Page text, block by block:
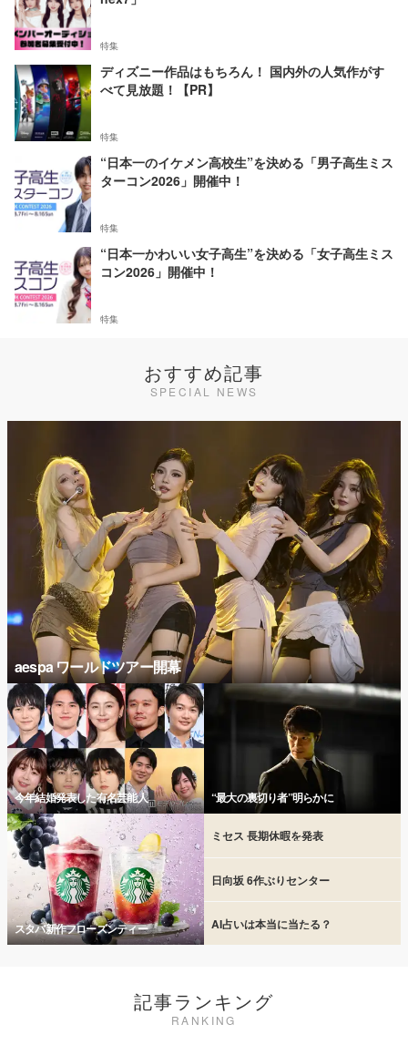
特集
ディズニー作品はもちろん！ 国内外の人気作がす
べて見放題！【PR】
特集
“日本一のイケメン高校生”を決める「男子高生ミス
ターコン2026」開催中！
特集
“日本一かわいい女子高生”を決める「女子高生ミス
コン2026」開催中！
特集
おすすめ記事
SPECIAL NEWS
aespa ワールドツアー開幕
今年結婚発表した有名芸能人 “最大の裏切り者”明らかに
スタバ新作フローズンティー
ミセス 長期休暇を発表
日向坂 6作ぶりセンター
AI占いは本当に当たる？
記事ランキング
RANKING